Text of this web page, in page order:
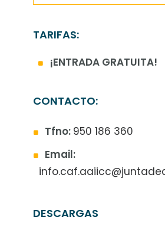
TARIFAS:
¡ENTRADA GRATUITA!
CONTACTO:
Tfno: 950 186 360
Email:
DESCARGAS